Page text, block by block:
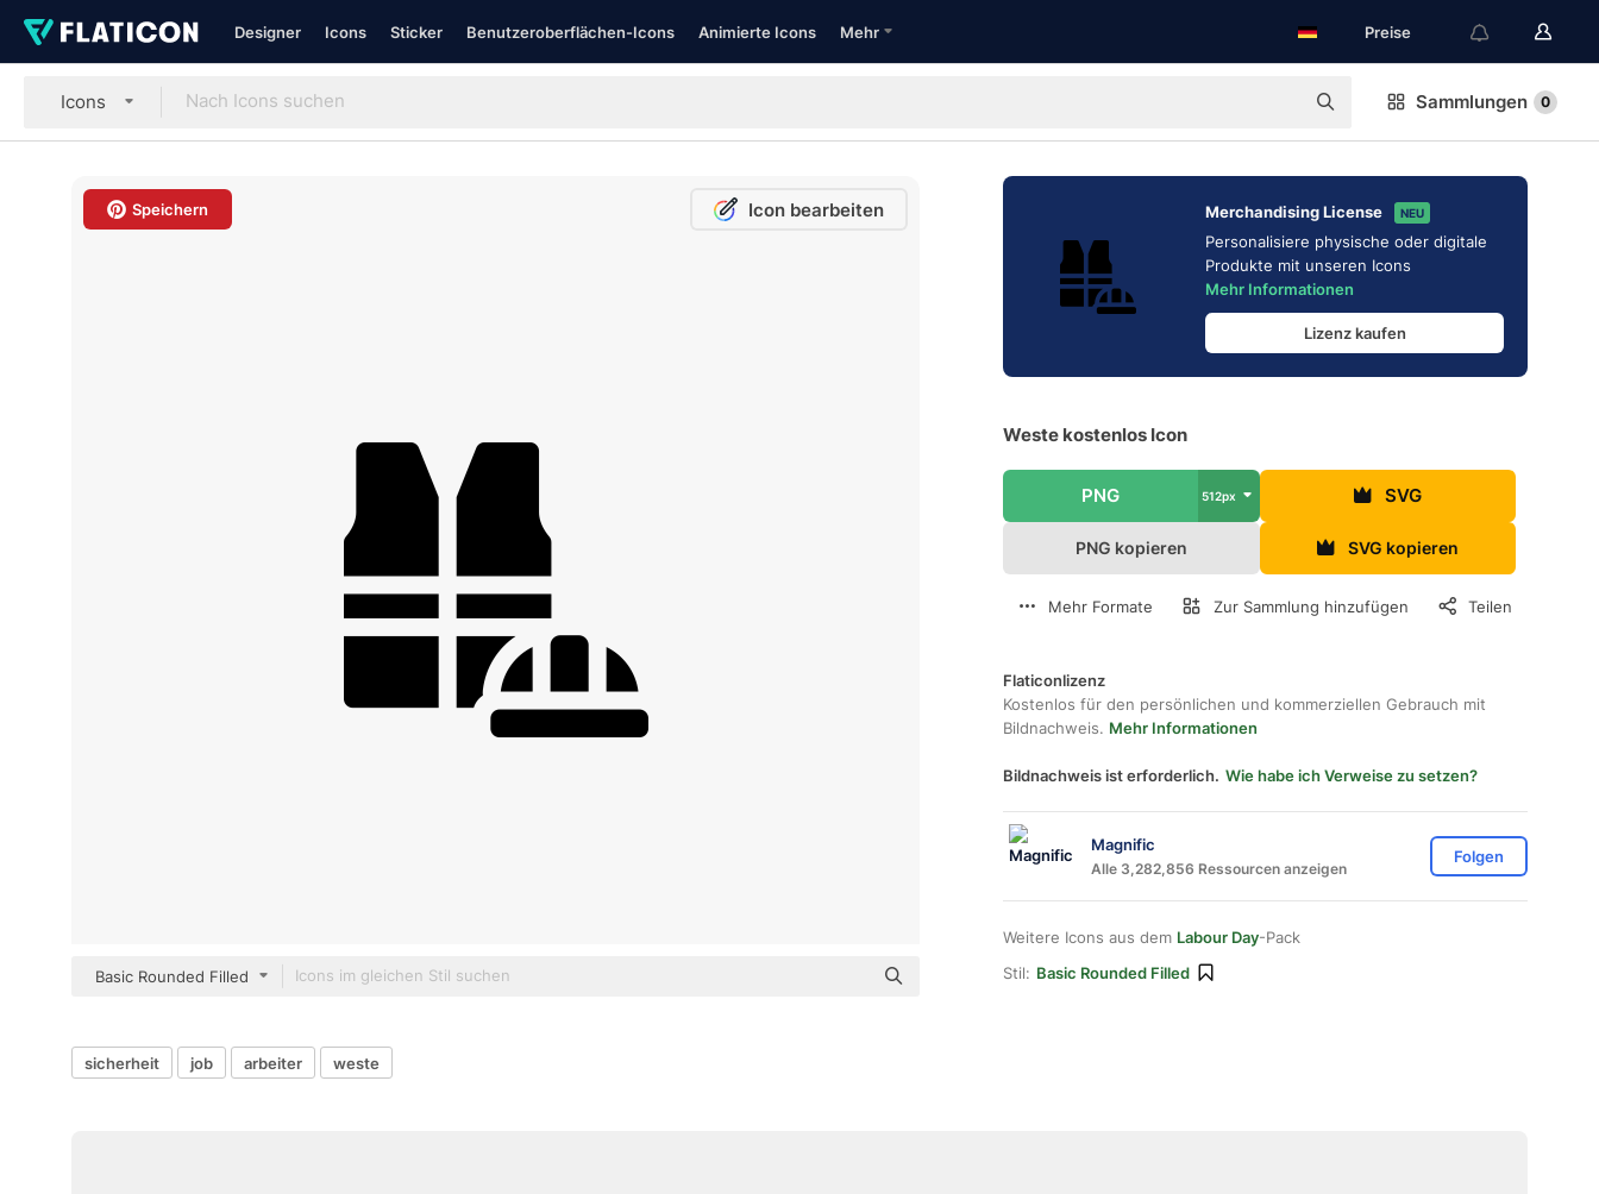
Designer Icons Sticker Benutzeroberflächen-Icons Animierte Icons Mehr Preise
Icons Sammlungen 0
Speichern Icon bearbeiten
Basic Rounded Filled
Merchandising License NEU
Personalisiere physische oder digitale
Produkte mit unseren Icons
Mehr Informationen
Lizenz kaufen
Weste kostenlos Icon
PNG 512px SVG
PNG kopieren SVG kopieren
Mehr Formate Zur Sammlung hinzufügen Teilen
Flaticonlizenz
Kostenlos für den persönlichen und kommerziellen Gebrauch mit
Bildnachweis. Mehr Informationen
Bildnachweis ist erforderlich. Wie habe ich Verweise zu setzen?
Magnific
Alle 3,282,856 Ressourcen anzeigen
Folgen
Weitere Icons aus dem Labour Day-Pack
Stil: Basic Rounded Filled
sicherheit job arbeiter weste